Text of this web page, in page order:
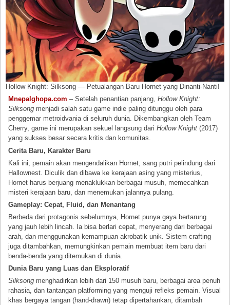
Hollow Knight: Silksong — Petualangan Baru Hornet yang Dinanti-Nanti!
Mnepalghopa.com – Setelah penantian panjang,Hollow Knight:
Silksong menjadi salah satu game indie paling ditunggu oleh para
penggemar metroidvania di seluruh dunia. Dikembangkan oleh Team
Cherry, game ini merupakan sekuel langsung dariHollow Knight (2017)
yang sukses besar secara kritis dan komunitas.
Cerita Baru, Karakter Baru
Kali ini, pemain akan mengendalikan Hornet, sang putri pelindung dari
Hallownest. Diculik dan dibawa ke kerajaan asing yang misterius,
Hornet harus berjuang menaklukkan berbagai musuh, memecahkan
misteri kerajaan baru, dan menemukan jalannya pulang.
Gameplay: Cepat, Fluid, dan Menantang
Berbeda dari protagonis sebelumnya, Hornet punya gaya bertarung
yang jauh lebih lincah. Ia bisa berlari cepat, menyerang dari berbagai
arah, dan menggunakan kemampuan akrobatik unik. Sistem crafting
juga ditambahkan, memungkinkan pemain membuat item baru dari
benda-benda yang ditemukan di dunia.
Dunia Baru yang Luas dan Eksploratif
Silksong menghadirkan lebih dari 150 musuh baru, berbagai area penuh
rahasia, dan tantangan platforming yang menguji refleks pemain. Visual
khas bergaya tangan (hand-drawn) tetap dipertahankan, ditambah